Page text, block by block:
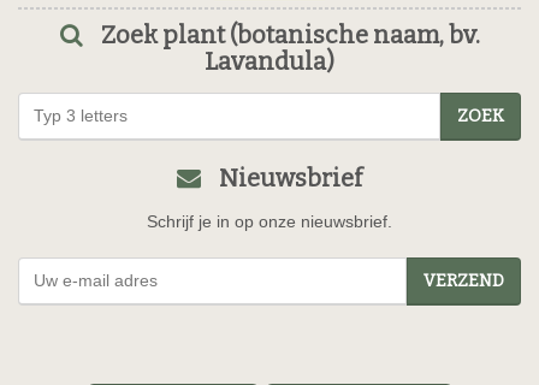
Zoek plant (botanische naam, bv.
Lavandula)
ZOEK
Nieuwsbrief
Schrijf je in op onze nieuwsbrief.
VERZEND